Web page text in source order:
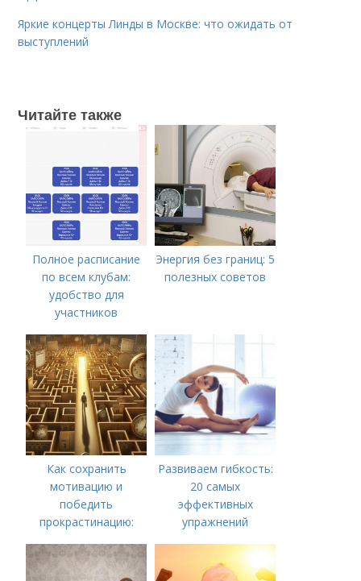
Яркие концерты Линды в Москве: что ожидать от
выступлений
Читайте также
Полное расписание
по всем клубам:
удобство для
участников
Энергия без границ: 5
полезных советов
Как сохранить
мотивацию и
победить
прокрастинацию:
Развиваем гибкость:
20 самых
эффективных
упражнений